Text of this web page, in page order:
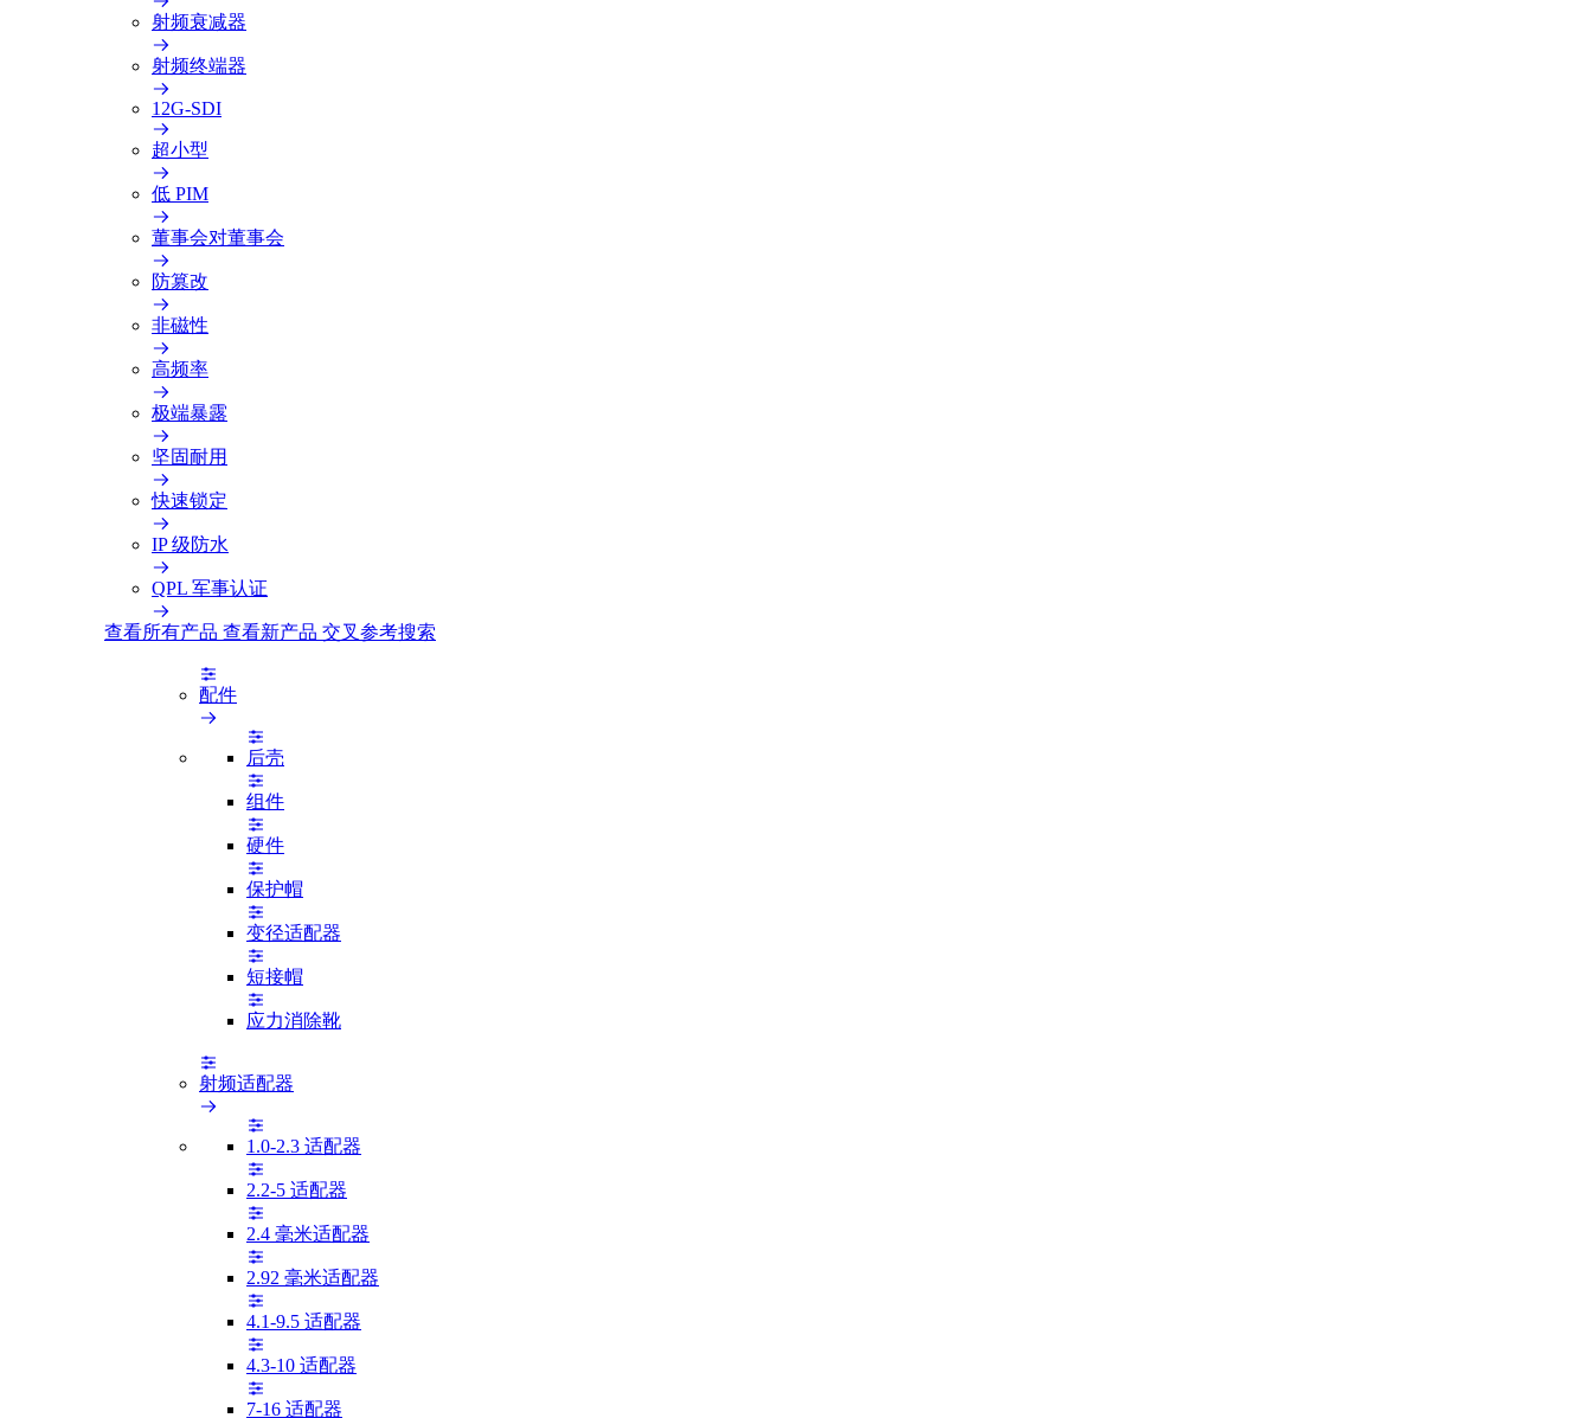
射频衰减器
射频终端器
12G-SDI
超小型
低 PIM
董事会对董事会
防篡改
非磁性
高频率
极端暴露
坚固耐用
快速锁定
IP 级防水
QPL 军事认证
查看所有产品 查看新产品 交叉参考搜索
配件
后壳
组件
硬件
保护帽
变径适配器
短接帽
应力消除靴
射频适配器
1.0-2.3 适配器
2.2-5 适配器
2.4 毫米适配器
2.92 毫米适配器
4.1-9.5 适配器
4.3-10 适配器
7-16 适配器